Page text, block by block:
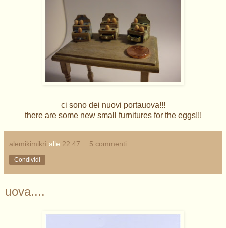
ci sono dei nuovi portauova!!!
there are some new small furnitures for the eggs!!!
alemikimikrì alle 22:47 5 commenti:
Condividi
uova....